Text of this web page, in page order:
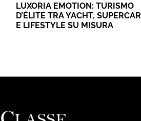
LUXORIA EMOTION: TURISMO
D’ÉLITE TRA YACHT, SUPERCAR
E LIFESTYLE SU MISURA